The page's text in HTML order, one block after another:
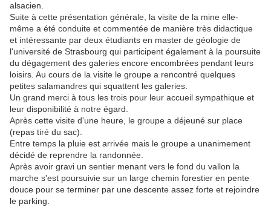
alsacien.
Suite à cette présentation générale, la visite de la mine elle-
même a été conduite et commentée de manière très didactique
et intéressante par deux étudiants en master de géologie de
l'université de Strasbourg qui participent également à la poursuite
du dégagement des galeries encore encombrées pendant leurs
loisirs. Au cours de la visite le groupe a rencontré quelques
petites salamandres qui squattent les galeries.
Un grand merci à tous les trois pour leur accueil sympathique et
leur disponibilité à notre égard.
Après cette visite d'une heure, le groupe a déjeuné sur place
(repas tiré du sac).
Entre temps la pluie est arrivée mais le groupe a unanimement
décidé de reprendre la randonnée.
Après avoir gravi un sentier menant vers le fond du vallon la
marche s'est poursuivie sur un large chemin forestier en pente
douce pour se terminer par une descente assez forte et rejoindre
le parking.